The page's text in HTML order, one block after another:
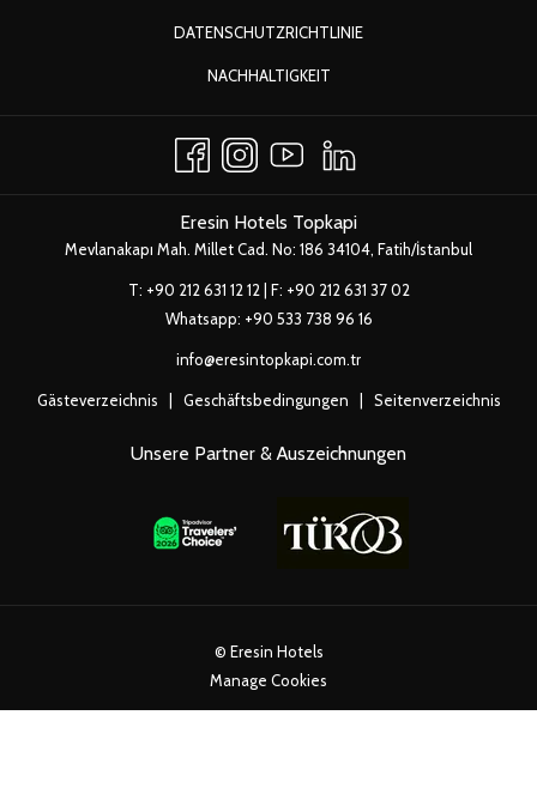
NEUEN
NEUEN
DATENSCHUTZRICHTLINIEÖFFNET
NEUEN
NACHHALTIGKEITÖFFNET
NEUEN
Eresin Hotels Topkapi
Mevlanakapı Mah. Millet Cad. No: 186 34104, Fatih/İstanbul
T: +90 212 631 12 12| F: +90 212 631 37 02
Whatsapp: +90 533 738 96 16
info@eresintopkapi.com.tr
Gästeverzeichnis Geschäftsbedingungen Seitenverzeichnis
Unsere Partner & Auszeichnungen
© Eresin Hotels
Manage Cookies